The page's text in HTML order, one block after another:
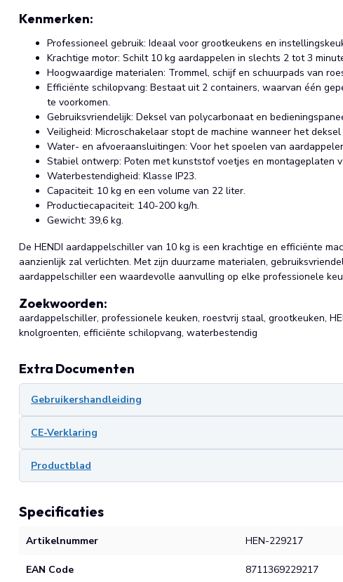
Kenmerken:
Professioneel gebruik: Ideaal voor grootkeukens en
Krachtige motor: Schilt 10 kg aardappelen in slechts 2 tot 3
Hoogwaardige materialen: Trommel, schijf en schuurpads van
Efficiënte schilopvang: Bestaat uit 2 containers, waarvan één
te voorkomen.
Gebruiksvriendelijk: Deksel van polycarbonaat en
Veiligheid: Microschakelaar stopt de machine wanneer het
Water- en afvoeraansluitingen: Voor het spoelen van
Stabiel ontwerp: Poten met kunststof voetjes en montageplaten
Waterbestendigheid: Klasse IP23.
Capaciteit: 10 kg en een volume van 22 liter.
Productiecapaciteit: 140-200 kg/h.
Gewicht: 39,6 kg.
De HENDI aardappelschiller van 10 kg is een krachtige en efficiënte
aanzienlijk zal verlichten. Met zijn duurzame materialen,
aardappelschiller een waardevolle aanvulling op elke professionele
Zoekwoorden:
aardappelschiller, professionele keuken, roestvrij staal, grootkeuken,
knolgroenten, efficiënte schilopvang, waterbestendig
Extra Documenten
Gebruikershandleiding
CE-Verklaring
Productblad
Specificaties
Artikelnummer HEN-229217
EAN Code 8711369229217